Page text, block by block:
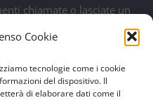
Cookie
tecnologie come i cookie
del dispositivo. Il
di elaborare dati come il
chiamate o lasciate un
più presto